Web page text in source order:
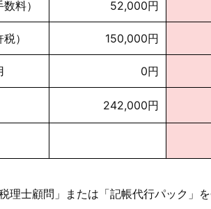
料） 52,000円
） 150,000円
0円
242,000円
理士顧問」または「記帳代行パック」